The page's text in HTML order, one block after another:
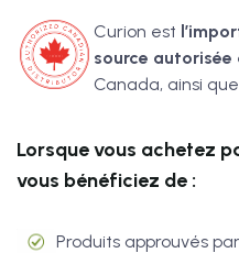
Curion est
source
Canada, ainsi
Lorsque vous achetez
vous bénéficiez de :
Produits approuvés